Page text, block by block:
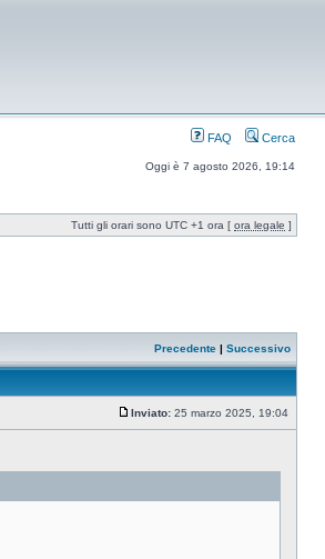
FAQ Cerca
Oggi è 7 agosto 2026, 19:14
Tutti gli orari sono UTC +1 ora [ ora legale ]
Precedente | Successivo
Inviato: 25 marzo 2025, 19:04